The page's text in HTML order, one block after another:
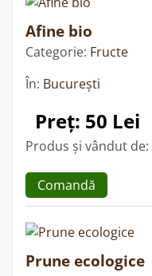
Afine bio
Categorie: Fructe
În: București
Preț: 50 Lei
Produs și vândut de:
Comandă
Prune ecologice